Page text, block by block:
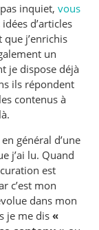
pas inquiet,vous
idées d’articles
j’enrichis
un
je dispose déjà
ils répondent
contenus à
général d’une
j’ai lu. Quand
est
c’est mon
dans mon
je me dis«